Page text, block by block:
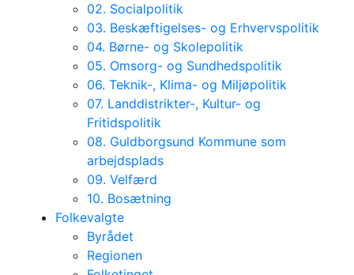
02. Socialpolitik
03. Beskæftigelses- og Erhvervspolitik
04. Børne- og Skolepolitik
05. Omsorg- og Sundhedspolitik
06. Teknik-, Klima- og Miljøpolitik
07. Landdistrikter-, Kultur- og
Fritidspolitik
08. Guldborgsund Kommune som
arbejdsplads
09. Velfærd
10. Bosætning
Folkevalgte
Byrådet
Regionen